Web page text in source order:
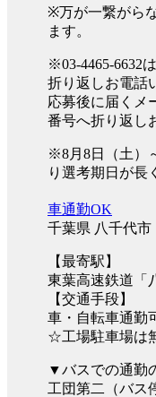
※万が一繋がら
ます。
※03-4465-6632
折り返しお電話
応募後に届くメ
番号へ折り返し
※8月8日（土）
り選考期日が長
車通勤OK
千葉県 八千代市
【最寄駅】
東葉高速鉄道「
【交通手段】
車・自転車通勤
☆工場駐車場は
▼バスでの通勤
工団第二（バス